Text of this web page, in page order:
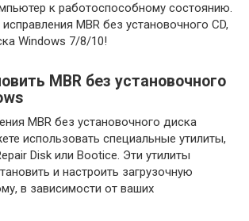
к работоспособному состоянию.
MBR без установочного CD,
Windows 7/8/10!
MBR без установочного
MBR без установочного диска
использовать специальные утилиты,
Disk или Bootice. Эти утилиты
и настроить загрузочную
в зависимости от ваших